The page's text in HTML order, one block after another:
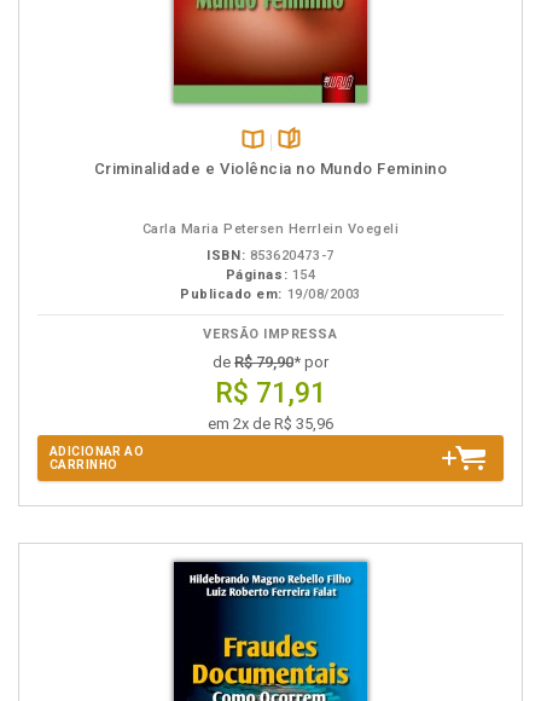
Disponível
páginas
Criminalidade e Violência no Mundo Feminino
Carla Maria Petersen Herrlein Voegeli
ISBN: 853620473-7
Páginas: 154
Publicado em: 19/08/2003
VERSÃO IMPRESSA
de R$ 79,90* por
R$ 71,91
em 2x de R$ 35,96
ADICIONAR AO
CARRINHO